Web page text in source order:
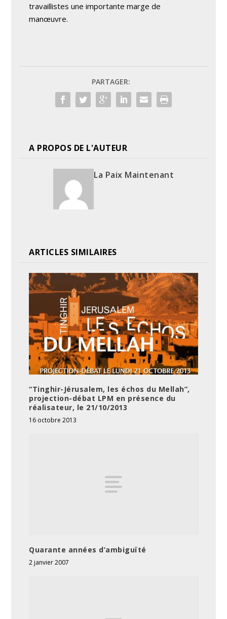
travaillistes une importante marge de
manœuvre.
PARTAGER:
A PROPOS DE L'AUTEUR
La Paix Maintenant
ARTICLES SIMILAIRES
“Tinghir-Jérusalem, les échos du Mellah”,
projection-débat LPM en présence du
réalisateur, le 21/10/2013
16 octobre 2013
Quarante années d’ambiguïté
2 janvier 2007